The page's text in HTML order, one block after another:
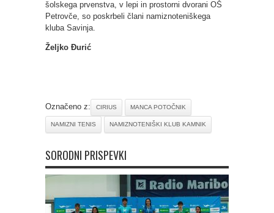
šolskega prvenstva, v lepi in prostorni dvorani OŠ
Petrovče, so poskrbeli člani namiznoteniškega
kluba Savinja.
Željko Đurić
Označeno z: CIRIUS MANCA POTOČNIK
NAMIZNI TENIS NAMIZNOTENIŠKI KLUB KAMNIK
SORODNI PRISPEVKI